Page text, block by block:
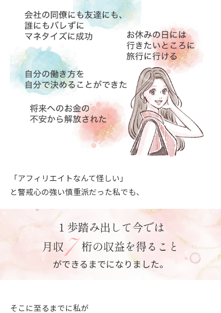
「アフィリエイトなんて怪しい」
と警戒心の強い慎重派だった私でも、
１歩踏み出して今では
月収
桁の収益を得ること
ができるまでになりました。
そこに至るまでに私が